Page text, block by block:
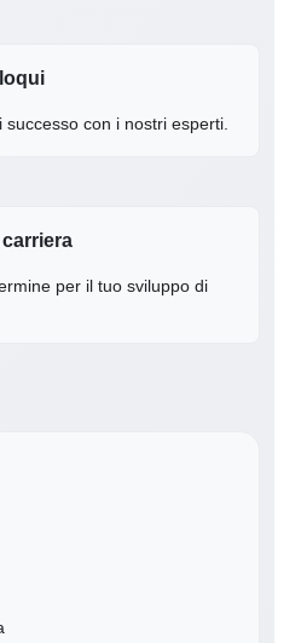
con i nostri esperti.
per il tuo sviluppo di